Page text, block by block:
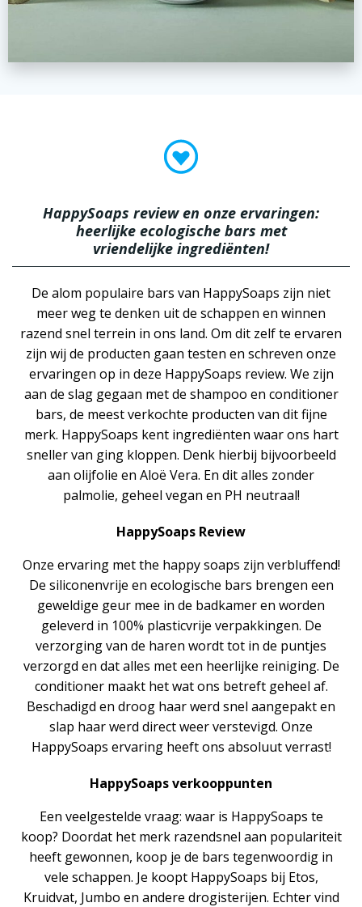
HappySoaps review en onze ervaringen:
heerlijke ecologische bars met
vriendelijke ingrediënten!
De alom populaire bars van HappySoaps zijn niet
meer weg te denken uit de schappen en winnen
razend snel terrein in ons land. Om dit zelf te ervaren
zijn wij de producten gaan testen en schreven onze
ervaringen op in deze HappySoaps review. We zijn
aan de slag gegaan met de shampoo en conditioner
bars, de meest verkochte producten van dit fijne
merk. HappySoaps kent ingrediënten waar ons hart
sneller van ging kloppen. Denk hierbij bijvoorbeeld
aan olijfolie en Aloë Vera. En dit alles zonder
palmolie, geheel vegan en PH neutraal!
HappySoaps Review
Onze ervaring met the happy soaps zijn verbluffend!
De siliconenvrije en ecologische bars brengen een
geweldige geur mee in de badkamer en worden
geleverd in 100% plasticvrije verpakkingen. De
verzorging van de haren wordt tot in de puntjes
verzorgd en dat alles met een heerlijke reiniging. De
conditioner maakt het wat ons betreft geheel af.
Beschadigd en droog haar werd snel aangepakt en
slap haar werd direct weer verstevigd. Onze
HappySoaps ervaring heeft ons absoluut verrast!
HappySoaps verkooppunten
Een veelgestelde vraag: waar is HappySoaps te
koop? Doordat het merk razendsnel aan populariteit
heeft gewonnen, koop je de bars tegenwoordig in
vele schappen. Je koopt HappySoaps bij Etos,
Kruidvat, Jumbo en andere drogisterijen. Echter vind